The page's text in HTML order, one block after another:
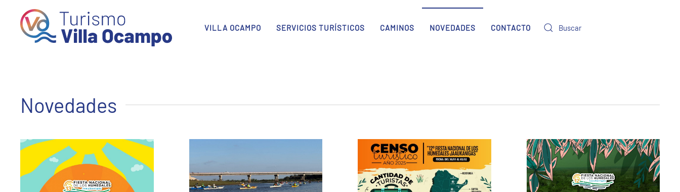
Skip to main content VILLA OCAMPO SERVICIOS TURÍSTICOS CAMINOS NOVEDADES CONTACTO
Novedades